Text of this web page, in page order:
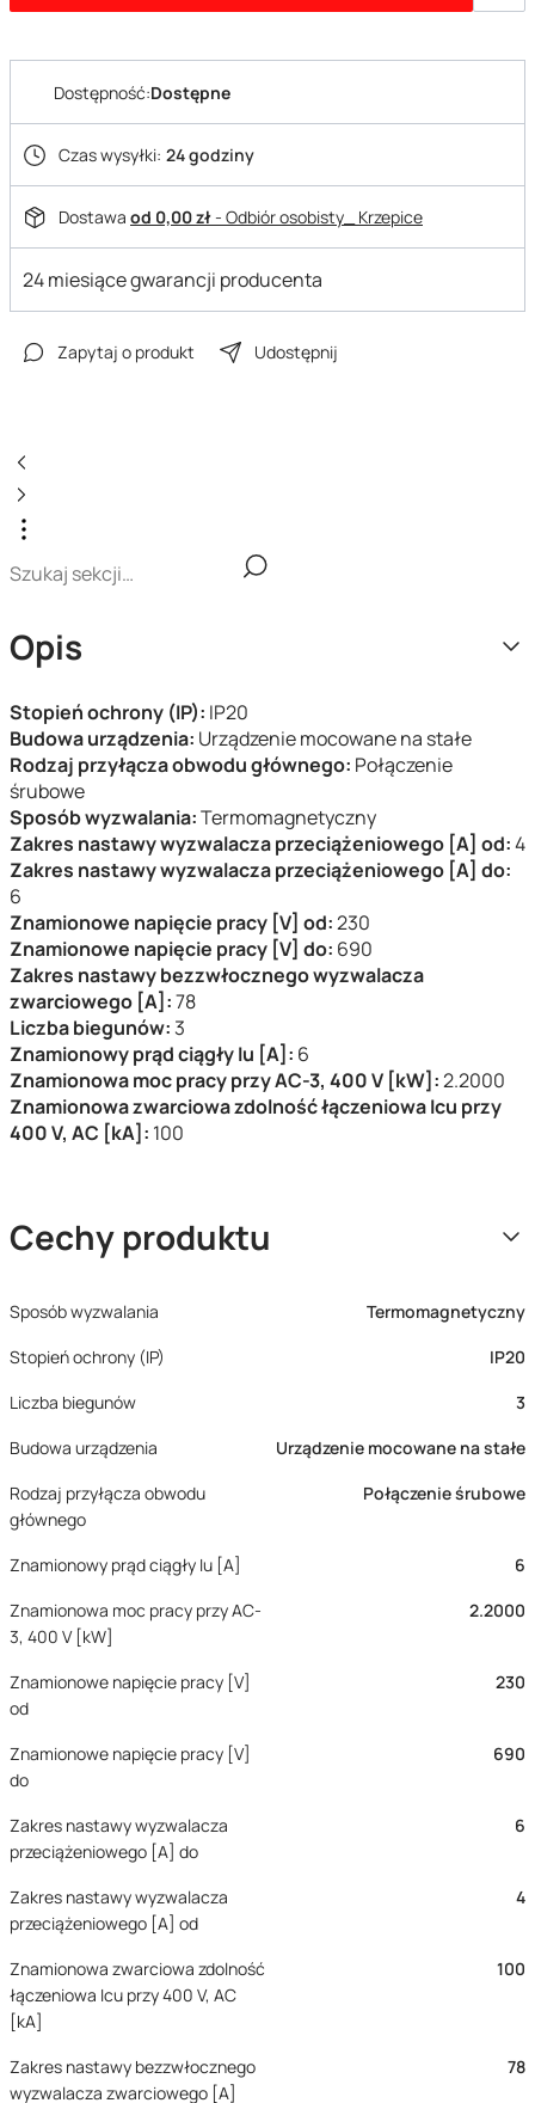
Dostępność:Dostępne
Czas wysyłki: 24 godziny
Dostawa od 0,00 zł- Odbiór osobisty_ Krzepice
24 miesiące gwarancji producenta
Zapytaj o produkt Udostępnij
Opis
Stopień ochrony (IP): IP20
Budowa urządzenia: Urządzenie mocowane na stałe
Rodzaj przyłącza obwodu głównego: Połączenie
śrubowe
Sposób wyzwalania:Termomagnetyczny
Zakres nastawy wyzwalacza przeciążeniowego [A] od:4
Zakres nastawy wyzwalacza przeciążeniowego [A] do:
6
Znamionowe napięcie pracy [V] od:230
Znamionowe napięcie pracy [V] do: 690
Zakres nastawy bezzwłocznego wyzwalacza
zwarciowego [A]:78
Liczba biegunów: 3
Znamionowy prąd ciągły Iu [A]: 6
Znamionowa moc pracy przy AC-3, 400 V [kW]:2.2000
Znamionowa zwarciowa zdolność łączeniowa Icu przy
400 V, AC [kA]: 100
Cechy produktu
Sposób wyzwalania
Termomagnetyczny
Stopień ochrony (IP)
IP20
Liczba biegunów
3
Budowa urządzenia
Urządzenie mocowane na stałe
Rodzaj przyłącza obwodu
głównego
Połączenie śrubowe
Znamionowy prąd ciągły Iu [A]
6
Znamionowa moc pracy przy AC-
3, 400 V [kW]
2.2000
Znamionowe napięcie pracy [V]
od
230
Znamionowe napięcie pracy [V]
do
690
Zakres nastawy wyzwalacza
przeciążeniowego [A] do
6
Zakres nastawy wyzwalacza
przeciążeniowego [A] od
4
Znamionowa zwarciowa zdolność
łączeniowa Icu przy 400 V, AC
[kA]
100
Zakres nastawy bezzwłocznego
wyzwalacza zwarciowego [A]
78